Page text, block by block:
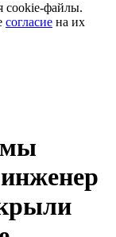
cookie-файлы.
согласие на их
мы